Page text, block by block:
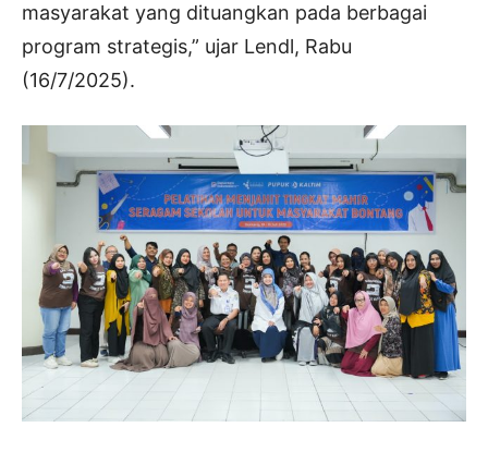
masyarakat yang dituangkan pada berbagai
program strategis,” ujar Lendl, Rabu
(16/7/2025).